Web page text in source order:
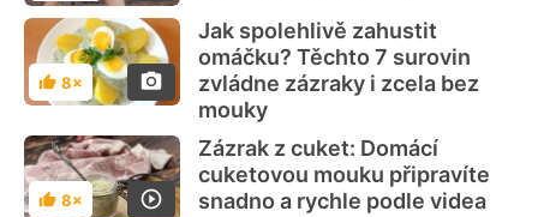
zahušťování pomocí rozmixované zeleniny,
brambor nebo luštěnin, což pokrmu dodá
vlákninu a přirozenou chuť. Velmi oblíbené
je také použitíkukuřičného či
bramborového škrobu
lesklý povrch, nebo redukce, tedy pomalé
odpařování tekutiny, dokud omáčka
nezhoustne přirozeně. Pro bezlepkové
varianty se pak skvěle hodípohanková
Hodnocení
8×
Jak spolehlivě zahustit
omáčku? Těchto 7 surovin
zvládne zázraky i zcela bez
mouky
Hodnocení
8×
Zázrak z cuket: Domácí
cuketovou mouku připravíte
snadno a rychle podle videa